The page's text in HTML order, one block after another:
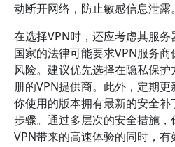
动断开网络，防止敏感信息泄露。
在选择VPN时，还应考虑其服
国家的法律可能要求VPN服务
风险。建议优先选择在隐私保
册的VPN提供商。此外，定期
你使用的版本拥有最新的安全
步骤。通过多层次的安全措施
VPN带来的高速体验的同时，有